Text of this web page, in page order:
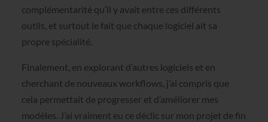
complémentarité qu’il y avait entre ces différents
outils, et surtout le fait que chaque logiciel ait sa
propre spécialité.
Finalement, en explorant d’autres logiciels et en
cherchant de nouveaux workflows, j’ai compris que
cela permettait de progresser et d’améliorer mes
modèles. J’ai vraiment eu ce déclic sur mon projet de fin